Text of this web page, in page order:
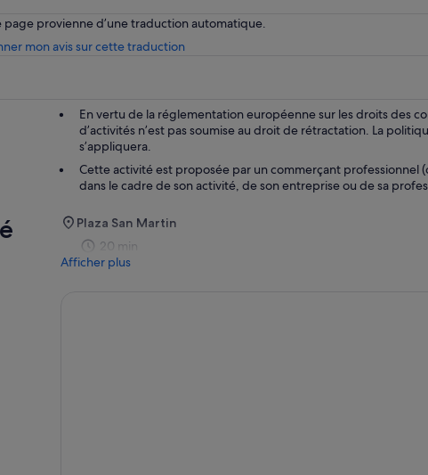
provienne d’une traduction automatique.
mon avis sur cette traductionS’ouvre
onglet.
En vertu de la réglementation européenne sur les droits des
d’activités n’est pas soumise au droit de rétractation. La
s’appliquera.
Cette activité est proposée par un commerçant professionnel
dans le cadre de son activité, de son entreprise ou de sa
Plaza San Martin
20 min
Afficher plus